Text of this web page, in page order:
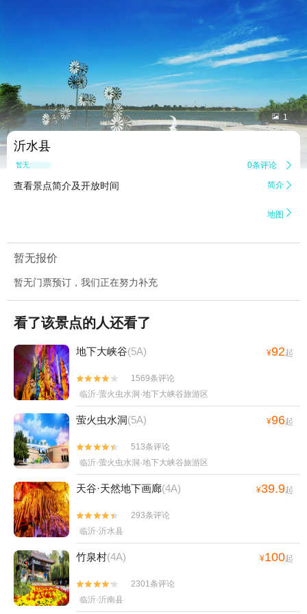
 1
沂水县
暂无点评 0条评论 
查看景点简介及开放时间 简介 
地图 
暂无报价
暂无门票预订，我们正在努力补充
看了该景点的人还看了
地下大峡谷(5A) ¥92起


1569条评论
临沂·萤火虫水洞·地下大峡谷旅游区
萤火虫水洞(5A) ¥96起


513条评论
临沂·萤火虫水洞·地下大峡谷旅游区
天谷·天然地下画廊(4A) ¥39.9起


293条评论
临沂·沂水县
竹泉村(4A) ¥100起


2301条评论
临沂·沂南县